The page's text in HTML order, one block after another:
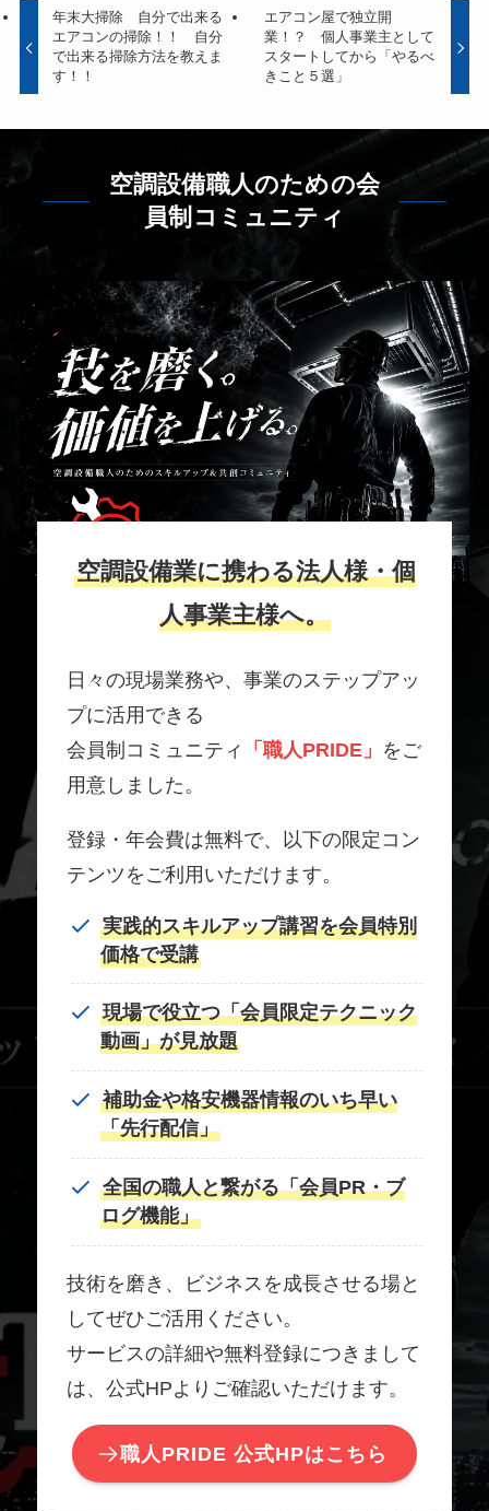
年末大掃除 自分で出来る
エアコンの掃除！！ 自分
で出来る掃除方法を教えま
す！！
エアコン屋で独立開
業！？ 個人事業主として
スタートしてから「やるべ
きこと５選」
空調設備職人のための会
員制コミュニティ
空調設備業に携わる法人様・個
人事業主様へ。
日々の現場業務や、事業のステップアッ
プに活用できる
会員制コミュニティ
「職人PRIDE」 をご
用意しました。
登録・年会費は無料で、以下の限定コン
テンツをご利用いただけます。
実践的スキルアップ講習を会員特別
価格で受講
現場で役立つ「会員限定テクニック
動画」が見放題
補助金や格安機器情報のいち早い
「先行配信」
全国の職人と繋がる「会員PR・ブ
ログ機能」
技術を磨き、ビジネスを成長させる場と
してぜひご活用ください。
サービスの詳細や無料登録につきまして
は、公式HPよりご確認いただけます。
職人PRIDE 公式HPはこちら